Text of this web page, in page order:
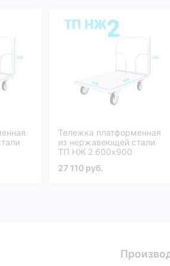
Тележка платформенная
из нержавеющей стали
ТП НЖ 2 600х900
27 110 руб.